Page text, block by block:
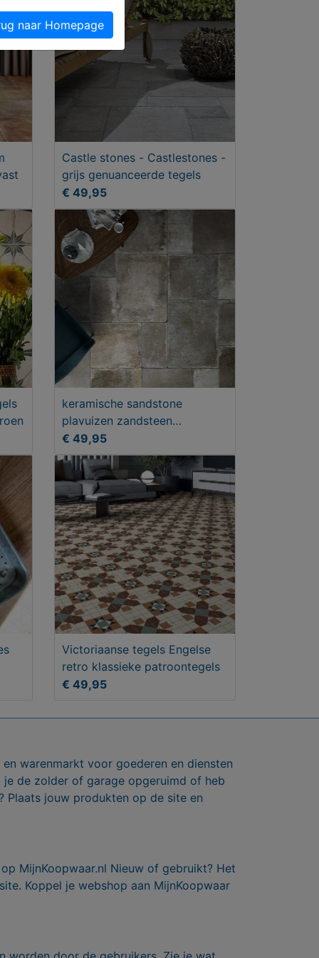
Castle stones - Castlestones -
grijs genuanceerde tegels
€ 49,95
keramische sandstone
plavuizen zandsteen
vloertegels module
€ 49,95
Victoriaanse tegels Engelse
retro klassieke patroontegels
€ 49,95
naar Homepage
warenmarkt voor goederen en diensten
je de zolder of garage opgeruimd of heb
Plaats jouw produkten op de site en
MijnKoopwaar.nl Nieuw of gebruikt? Het
Koppel je webshop aan MijnKoopwaar